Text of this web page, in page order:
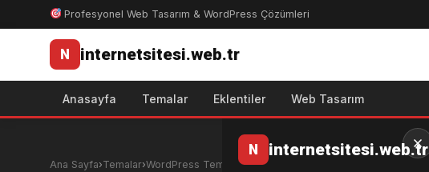
Profesyonel Web Tasarım & WordPress Çözümleri
N internetsitesi.web.tr
Anasayfa Temalar Eklentiler Web Tasarım
N internetsitesi.web.tr
Ana Sayfa›Temalar›WordPress Temaları